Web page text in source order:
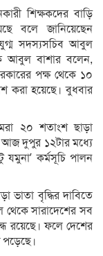
শিক্ষকদের বাড়ি
বলে জানিয়েছেন
যুগ্ম সদস্যসচিব আবুল
আবুল বাশার বলেন,
পক্ষ থেকে ১০
করা হয়েছে। বুধবার
২০ শতাংশ ছাড়া
আজ দুপুর ১২টার মধ্যে
যমুনা’ কর্মসূচি পালন
ভাতা বৃদ্ধির দাবিতে
থেকে সারাদেশের সব
রয়েছে। ফলে দেশের
পড়েছে।